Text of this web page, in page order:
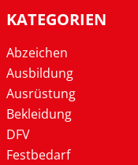
KATEGORIEN
Abzeichen
Ausbildung
Ausrüstung
Bekleidung
DFV
Festbedarf